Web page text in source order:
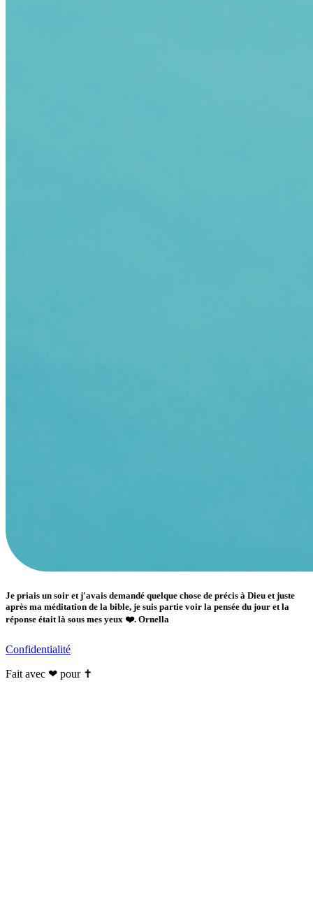
Je priais un soir et j'avais demandé quelque chose de précis à Dieu et juste
après ma méditation de la bible, je suis partie voir la pensée du jour et la
réponse était là sous mes yeux ❤️. Ornella
Confidentialité
Fait avec ❤ pour ✝️️